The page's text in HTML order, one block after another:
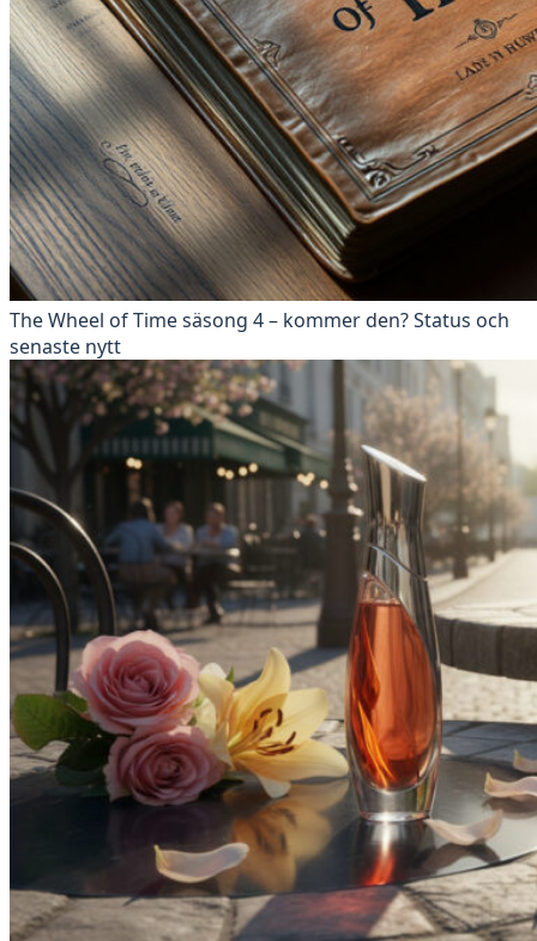
The Wheel of Time säsong 4 – kommer den? Status och
senaste nytt